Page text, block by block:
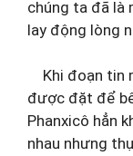
chúng ta đã là
lay động lòng
Khi đoạn tin
được đặt để
Phanxicô hẳn
nhau nhưng